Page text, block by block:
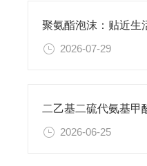
2026-07-29
2026-06-25